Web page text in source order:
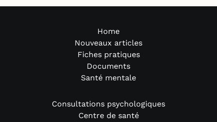
Home
Nouveaux articles
Fiches pratiques
Documents
Santé mentale
Consultations psychologiques
Centre de santé